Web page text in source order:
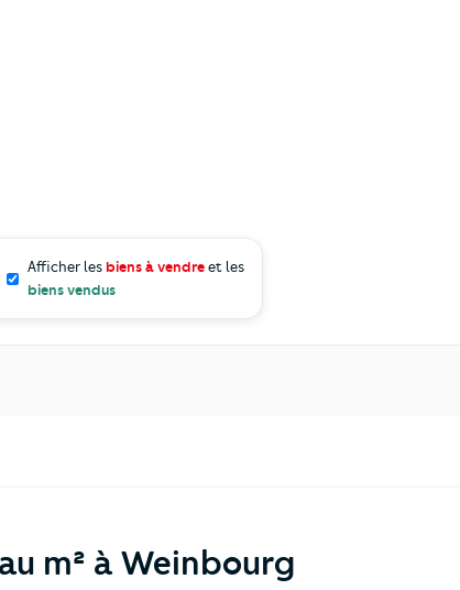
Afficher les biens à vendreet les
biens vendus
m² à Weinbourg